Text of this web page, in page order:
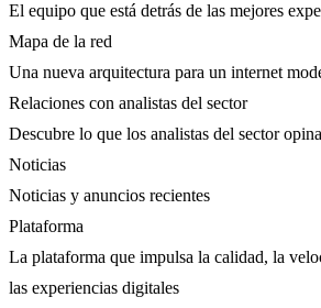
El equipo que está detrás de las mejores
Mapa de la red
Una nueva arquitectura para un internet
Relaciones con analistas del sector
Descubre lo que los analistas del sector
Noticias
Noticias y anuncios recientes
Plataforma
La plataforma que impulsa la calidad, la
las experiencias digitales